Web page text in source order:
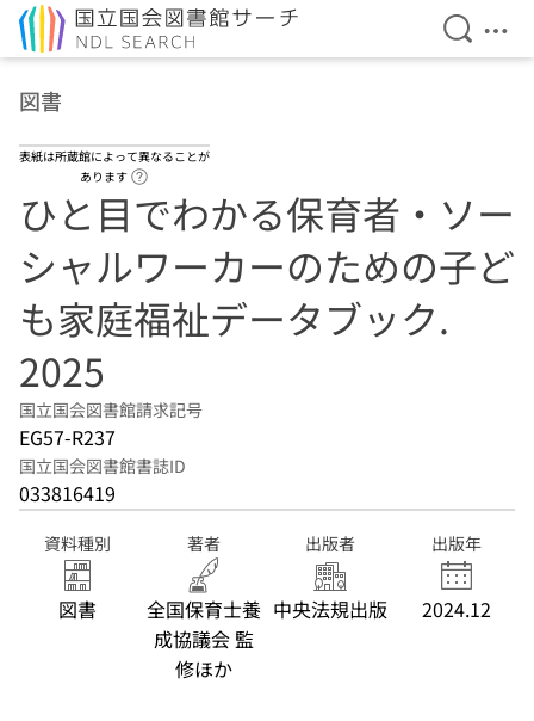
検索を
メ
図書
表紙は所蔵館によって異なることが
あります
ひと目でわかる保育者・ソー
シャルワーカーのための子ど
も家庭福祉データブック.
2025
国立国会図書館請求記号
EG57-R237
国立国会図書館書誌ID
033816419
資料種別
図書
著者
全国保育士養
成協議会 監
修ほか
出版者
中央法規出版
出版年
2024.12